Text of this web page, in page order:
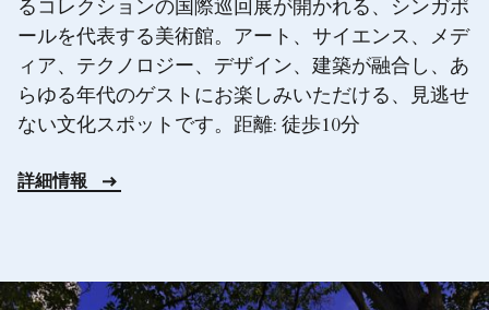
るコレクションの国際巡回展が開かれる、シンガポ
ールを代表する美術館。アート、サイエンス、メデ
ィア、テクノロジー、デザイン、建築が融合し、あ
らゆる年代のゲストにお楽しみいただける、見逃せ
ない文化スポットです。距離: 徒歩10分
詳細情報